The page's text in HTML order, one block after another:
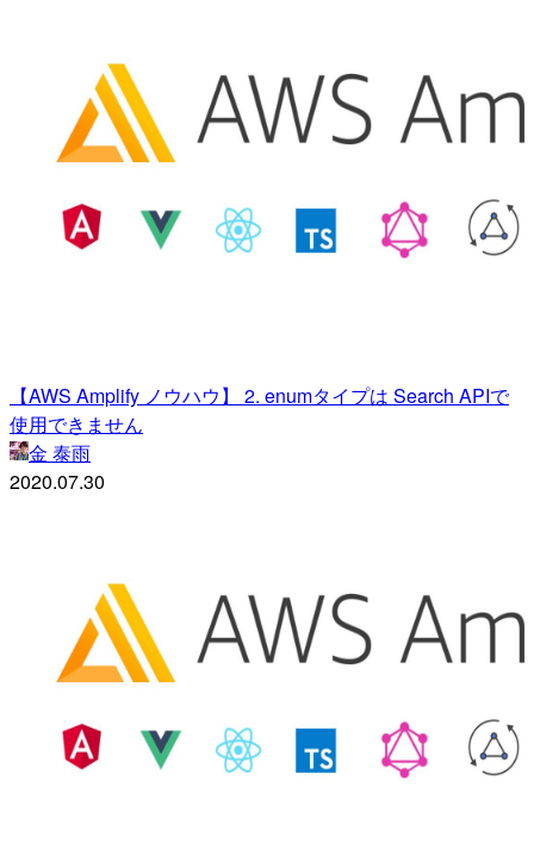
【AWS Amplify ノウハウ】 2. enumタイプは Search APIで
使用できません
金 泰雨
2020.07.30